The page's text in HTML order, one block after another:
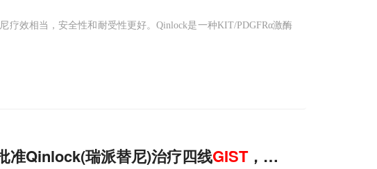
疗效相当，安全性和耐受性更好。Qinlock是一种KIT/PDGFRα激酶
准Qinlock(瑞派替尼)治疗四线GIST，已在中国上市！